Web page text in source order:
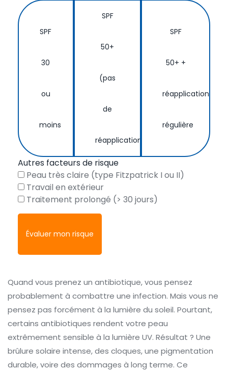
SPF
30
ou
moins
SPF
50+
(pas
de
réapplication)
SPF
50+ +
réapplication
régulière
Autres facteurs de risque
Peau très claire (type Fitzpatrick I ou II)
Travail en extérieur
Traitement prolongé (> 30 jours)
Évaluer mon risque
Quand vous prenez un antibiotique, vous pensez
probablement à combattre une infection. Mais vous ne
pensez pas forcément à la lumière du soleil. Pourtant,
certains antibiotiques rendent votre peau
extrêmement sensible à la lumière UV. Résultat ? Une
brûlure solaire intense, des cloques, une pigmentation
durable, voire des dommages à long terme. Ce